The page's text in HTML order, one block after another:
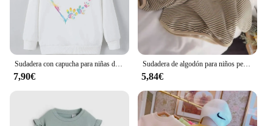
7,90€
Sudadera de algodón para niños pequeños, camiseta de manga larga, ropa para niños de 1 a 8 años, para primavera y otoño
5,84€